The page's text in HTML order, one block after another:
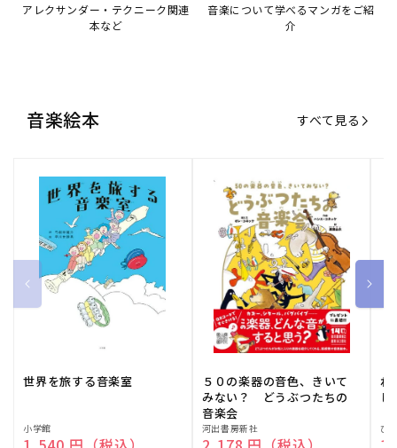
アレクサンダー・テクニーク関連
本など
音楽について学べるマンガをご紹
介
音楽絵本 すべて見る
世界を旅する音楽室
販
小学館
５０の楽器の音色、きいて
みない？ どうぶつたちの
音楽会
販
河出書房新社
ね
販ひ